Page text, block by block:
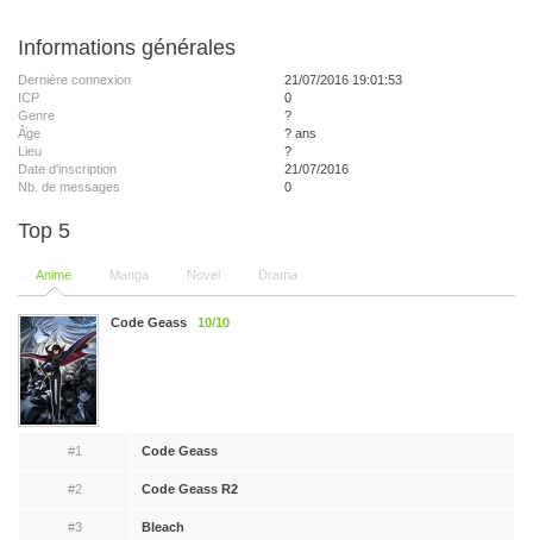
Informations générales
Dernière connexion
21/07/2016 19:01:53
ICP
0
Genre
?
Âge
? ans
Lieu
?
Date d'inscription
21/07/2016
Nb. de messages
0
Top 5
Anime Manga Novel Drama
Code Geass 10/10
#1 Code Geass
#2 Code Geass R2
#3 Bleach